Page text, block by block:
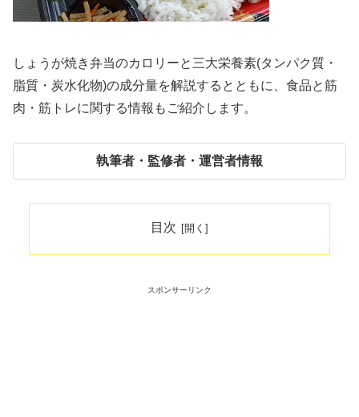
しょうが焼き弁当のカロリーと三大栄養素(タンパク質・
脂質・炭水化物)の成分量を解説するとともに、食品と筋
肉・筋トレに関する情報もご紹介します。
執筆者・監修者・運営者情報
目次
スポンサーリンク